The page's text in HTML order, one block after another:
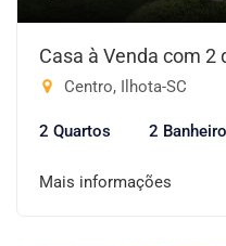
Casa à Venda com 2
Centro, Ilhota-SC
2 Quartos 2
Mais informações